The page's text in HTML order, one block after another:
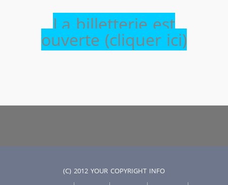
La billetterie est
ouverte (cliquer ici)
(C) 2012 YOUR COPYRIGHT INFO